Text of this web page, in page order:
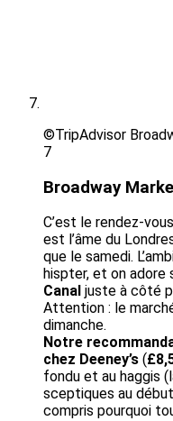
©TripAdvisor
7
Broadway
C’est le rendez-
est l’âme du
que le samedi.
hispter, et on adore
Canal juste à côté
Attention : le
dimanche.
N otre
chez Deeney’s (
fondu et au haggis
sceptiques au
compris pourquoi